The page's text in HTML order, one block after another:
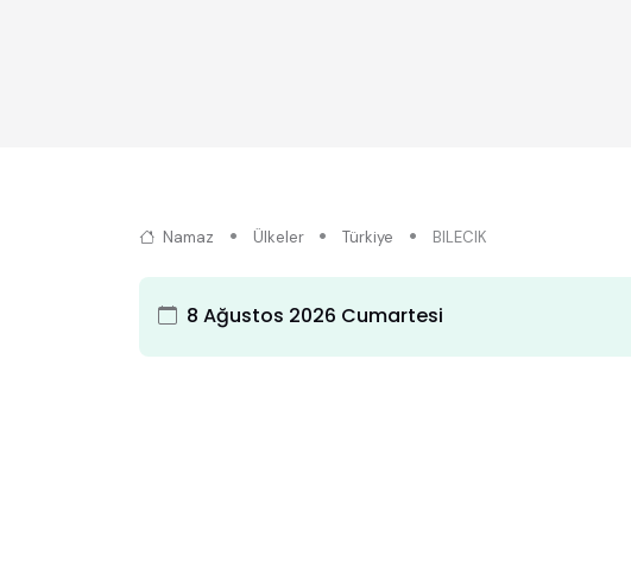
Namaz Ülkeler Türkiye BILECIK
8 Ağustos 2026 Cumartesi